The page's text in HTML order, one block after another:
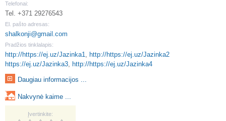
Telefonai:
Tel. +371 29276543
El. pašto adresas:
shalkonji@gmail.com
Pradžios tinklalapis:
http://https://ej.uz/Jazinka1, http://https://ej.uz/Jazinka2
https://ej.uz/Jazinka3, http://https://ej.uz/Jazinka4
Daugiau informacijos ...
Nakvynė kaime ...
Įvertinkite: